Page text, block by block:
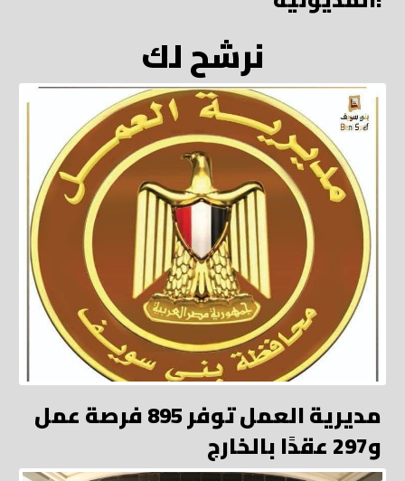
نرشح لك
مديرية العمل توفر 895 فرصة عمل
و297 عقدًا بالخارج